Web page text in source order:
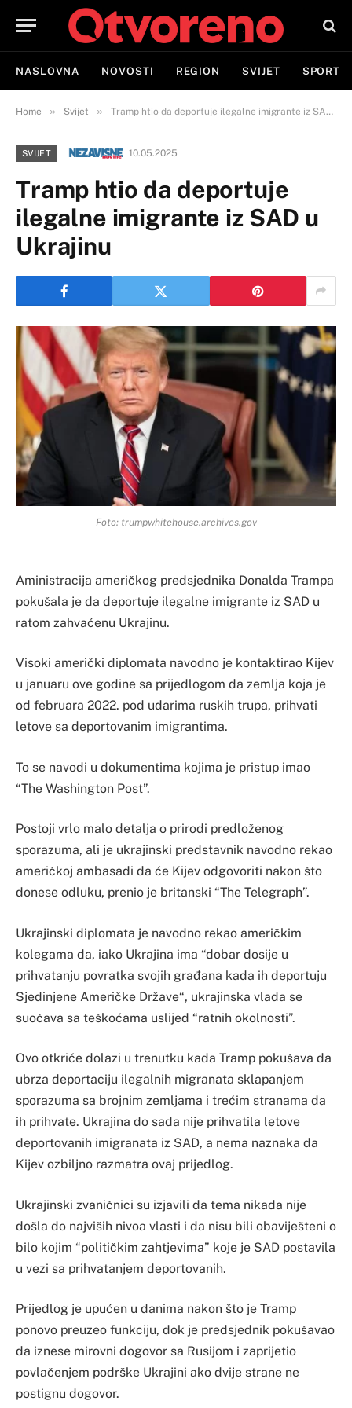
NASLOVNA NOVOSTI REGION SVIJET SPORT
Home » Svijet » Tramp htio da deportuje ilegalne imigrante iz SAD u Ukrajinu
SVIJET 10.05.2025
Tramp htio da deportuje
ilegalne imigrante iz SAD u
Ukrajinu
Foto: trumpwhitehouse.archives.gov
Aministracija američkog predsjednika Donalda Trampa
pokušala je da deportuje ilegalne imigrante iz SAD u
ratom zahvaćenu Ukrajinu.
Visoki američki diplomata navodno je kontaktirao Kijev
u januaru ove godine sa prijedlogom da zemlja koja je
od februara 2022. pod udarima ruskih trupa, prihvati
letove sa deportovanim imigrantima.
To se navodi u dokumentima kojima je pristup imao
“The Washington Post”.
Postoji vrlo malo detalja o prirodi predloženog
sporazuma, ali je ukrajinski predstavnik navodno rekao
američkoj ambasadi da će Kijev odgovoriti nakon što
donese odluku, prenio je britanski “The Telegraph”.
Ukrajinski diplomata je navodno rekao američkim
kolegama da, iako Ukrajina ima “dobar dosije u
prihvatanju povratka svojih građana kada ih deportuju
Sjedinjene Američke Države“, ukrajinska vlada se
suočava sa teškoćama uslijed “ratnih okolnosti”.
Ovo otkriće dolazi u trenutku kada Tramp pokušava da
ubrza deportaciju ilegalnih migranata sklapanjem
sporazuma sa brojnim zemljama i trećim stranama da
ih prihvate. Ukrajina do sada nije prihvatila letove
deportovanih imigranata iz SAD, a nema naznaka da
Kijev ozbiljno razmatra ovaj prijedlog.
Ukrajinski zvaničnici su izjavili da tema nikada nije
došla do najviših nivoa vlasti i da nisu bili obaviješteni o
bilo kojim “političkim zahtjevima” koje je SAD postavila
u vezi sa prihvatanjem deportovanih.
Prijedlog je upućen u danima nakon što je Tramp
ponovo preuzeo funkciju, dok je predsjednik pokušavao
da iznese mirovni dogovor sa Rusijom i zaprijetio
povlačenjem podrške Ukrajini ako dvije strane ne
postignu dogovor.